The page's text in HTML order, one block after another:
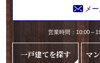
メ
営業時間：10:00～
一戸建てを探す マ